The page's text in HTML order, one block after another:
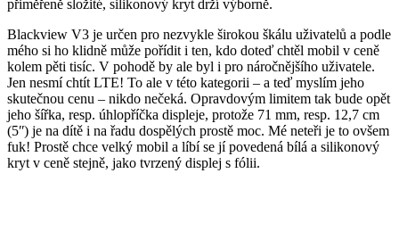
přiměřeně složité, silikonový kryt drží výborně.
Blackview V3 je určen pro nezvykle širokou škálu uživatelů a podle
mého si ho klidně může pořídit i ten, kdo doteď chtěl mobil v ceně
kolem pěti tisíc. V pohodě by ale byl i pro náročnějšího uživatele.
Jen nesmí chtít LTE! To ale v této kategorii – a teď myslím jeho
skutečnou cenu – nikdo nečeká. Opravdovým limitem tak bude opět
jeho šířka, resp. úhlopříčka displeje, protože 71 mm, resp. 12,7 cm
(5ʺ) je na dítě i na řadu dospělých prostě moc. Mé neteři je to ovšem
fuk! Prostě chce velký mobil a líbí se jí povedená bílá a silikonový
kryt v ceně stejně, jako tvrzený displej s fólii.